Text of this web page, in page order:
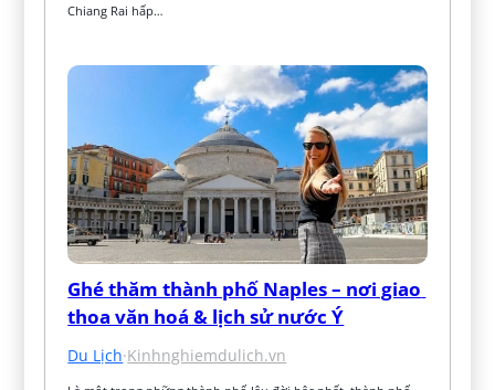
Chiang Rai hấp…
Ghé thăm thành phố Naples – nơi giao
thoa văn hoá & lịch sử nước Ý
Du Lịch·Kinhnghiemdulich.vn